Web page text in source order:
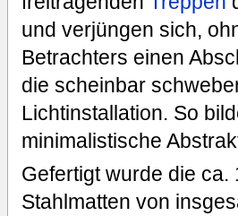
und verjüngen sich,
Betrachters einen
die scheinbar
Lichtinstallation. So
minimalistische
Gefertigt wurde die
Stahlmatten von